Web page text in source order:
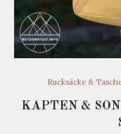
Rucksäcke &
KAPTEN &